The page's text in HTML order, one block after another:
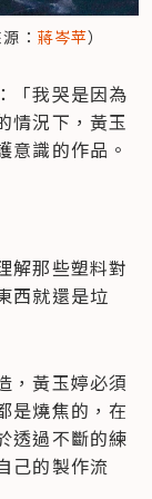
： 蔣岑苹）
「我哭是因為
情況下，黃玉
意識的作品。
解那些塑料對
西就還是垃
，黃玉婷必須
是燒焦的，在
透過不斷的練
己的製作流